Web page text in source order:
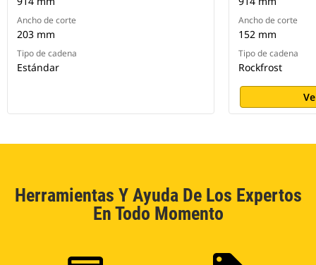
Ancho de corte
203 mm
Tipo de cadena
Estándar
Ancho de corte
152 mm
Tipo de cadena
Rockfrost
Herramientas Y Ayuda De Los Expertos
En Todo Momento